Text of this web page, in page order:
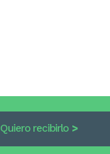
Quiero recibirlo